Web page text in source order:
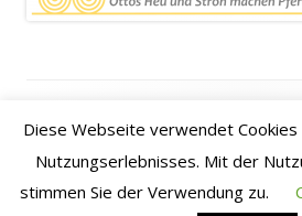
Inhalt
Datenschutzerklärung Kontakt |
•VerwendetTiny Framework •
Diese Webseite verwendet
Nutzungserlebnisses. Mit der
stimmen Sie der Verwendung zu.